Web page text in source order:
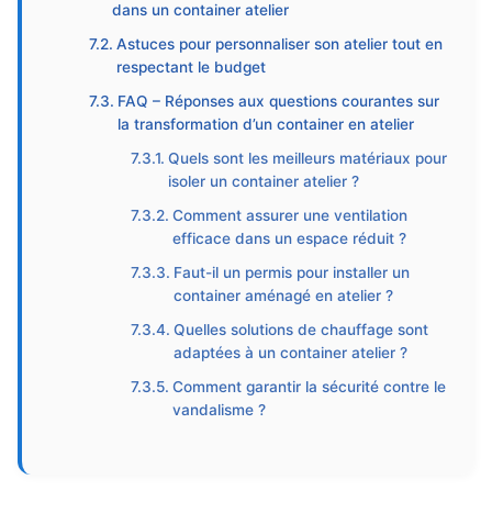
dans un container atelier
Astuces pour personnaliser son atelier tout en
respectant le budget
FAQ – Réponses aux questions courantes sur
la transformation d’un container en atelier
Quels sont les meilleurs matériaux pour
isoler un container atelier ?
Comment assurer une ventilation
efficace dans un espace réduit ?
Faut-il un permis pour installer un
container aménagé en atelier ?
Quelles solutions de chauffage sont
adaptées à un container atelier ?
Comment garantir la sécurité contre le
vandalisme ?